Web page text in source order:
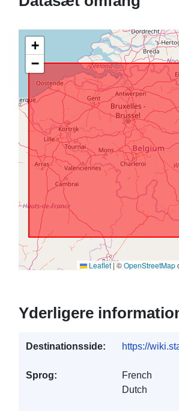
+
−
Leaflet|©OpenStreetMap
Yderligere
Destinationsside: https://
Sprog:
French
Dutch